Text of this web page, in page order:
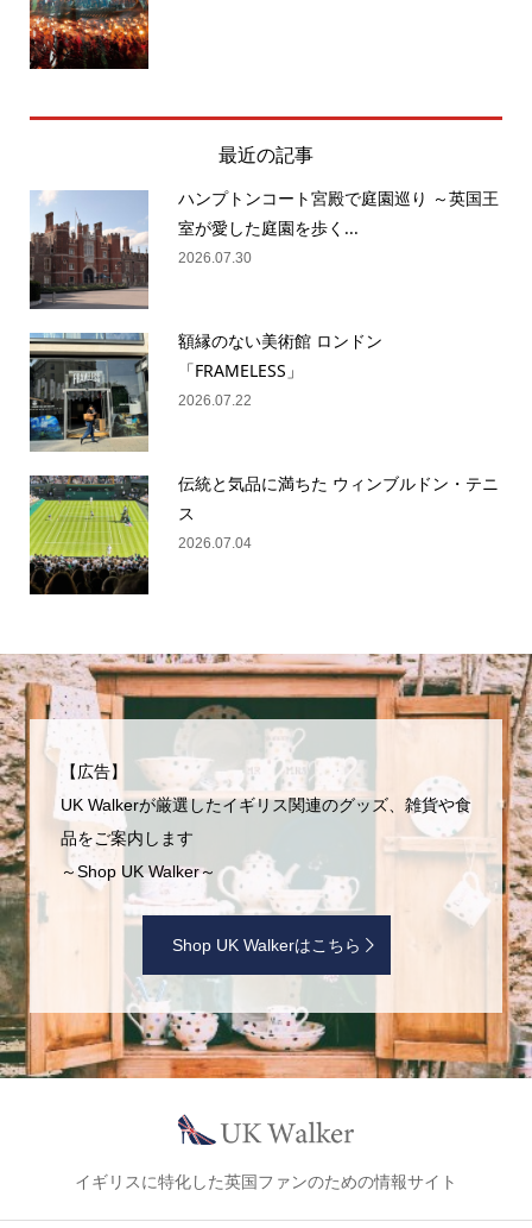
最近の記事
ハンプトンコート宮殿で庭園巡り ～英国王
室が愛した庭園を歩く...
2026.07.30
額縁のない美術館 ロンドン
「FRAMELESS」
2026.07.22
伝統と気品に満ちた ウィンブルドン・テニ
ス
2026.07.04
【広告】
UK Walkerが厳選したイギリス関連のグッズ、雑貨や食
品をご案内します
～Shop UK Walker～
Shop UK Walkerはこちら
イギリスに特化した英国ファンのための情報サイト